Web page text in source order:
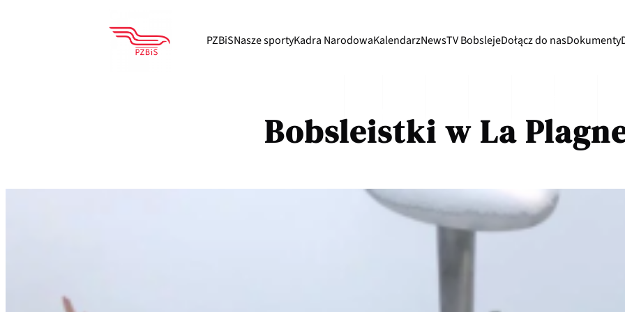
PZBiSNasze sportyKadra NarodowaKalendarzNewsTV BobslejeDołącz do nasDokumenty
Bobsleistki w La